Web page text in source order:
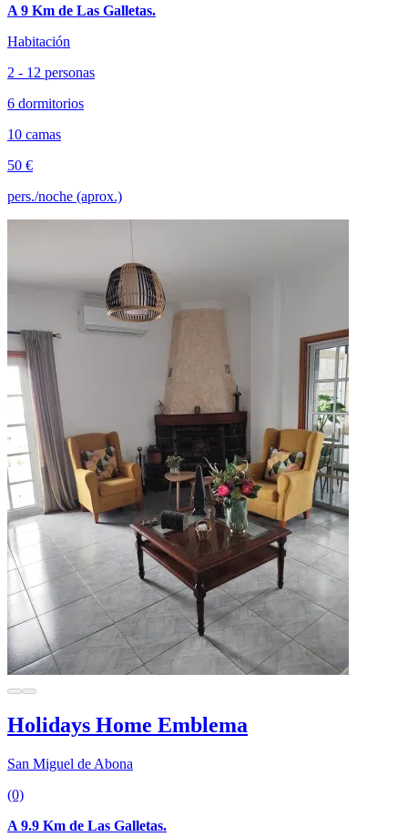
A 9 Km de Las Galletas.
Habitación
2 - 12 personas
6 dormitorios
10 camas
50 €
pers./noche (aprox.)
Holidays Home Emblema
San Miguel de Abona
(0)
A 9.9 Km de Las Galletas.